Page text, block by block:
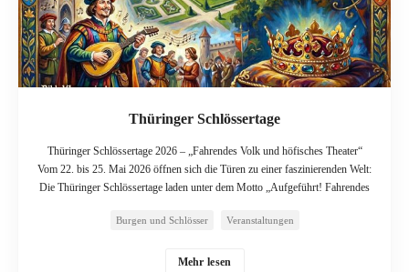
Thüringer Schlössertage
Thüringer Schlössertage 2026 – „Fahrendes Volk und höfisches Theater“
Vom 22. bis 25. Mai 2026 öffnen sich die Türen zu einer faszinierenden Welt:
Die Thüringer Schlössertage laden unter dem Motto „Aufgeführt! Fahrendes
ein. Dieses Jahr steht ganz im Zeichen von Theater, Musik und künstlerischer
durchzieht wie ein roter Faden. Die Schlösser und Residenzen der
Burgen und Schlösser Veranstaltungen
Mehr lesen